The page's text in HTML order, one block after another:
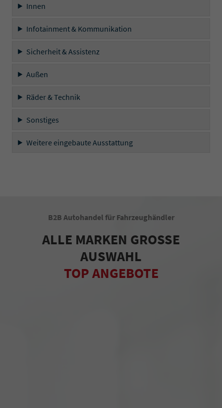
Innen
Infotainment & Kommunikation
Sicherheit & Assistenz
Außen
Räder & Technik
Sonstiges
Weitere eingebaute Ausstattung
B2B Autohandel für Fahrzeughändler
ALLE MARKEN GROSSE
AUSWAHL
TOP ANGEBOTE